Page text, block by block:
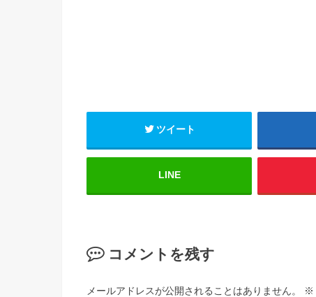
ツイート
LINE
コメントを残す
メールアドレスが公開されることはありません。 ※